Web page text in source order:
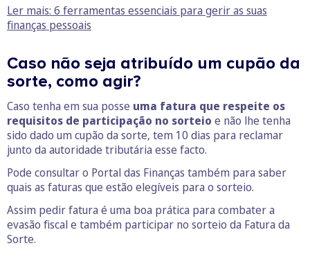
Ler mais: 6 ferramentas essenciais para gerir as suas
finanças pessoais
Caso não seja atribuído um cupão da
sorte, como agir?
Caso tenha em sua posse uma fatura que respeite os
requisitos de participação no sorteio e não lhe tenha
sido dado um cupão da sorte, tem 10 dias para reclamar
junto da autoridade tributária esse facto.
Pode consultar o Portal das Finanças também para saber
quais as faturas que estão elegíveis para o sorteio.
Assim pedir fatura é uma boa prática para combater a
evasão fiscal e também participar no sorteio da Fatura da
Sorte.